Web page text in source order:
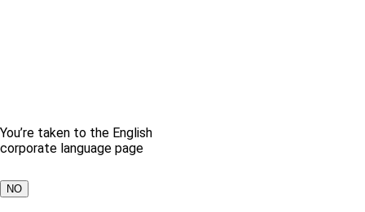
You’re taken to the English
corporate language page
NO